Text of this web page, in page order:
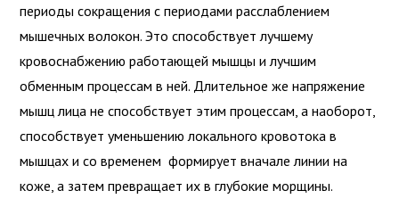
периоды сокращения с периодами расслаблением
мышечных волокон. Это способствует лучшему
кровоснабжению работающей мышцы и лучшим
обменным процессам в ней. Длительное же напряжение
мышц лица не способствует этим процессам, а наоборот,
способствует уменьшению локального кровотока в
мышцах и со временем формирует вначале линии на
коже, а затем превращает их в глубокие морщины.